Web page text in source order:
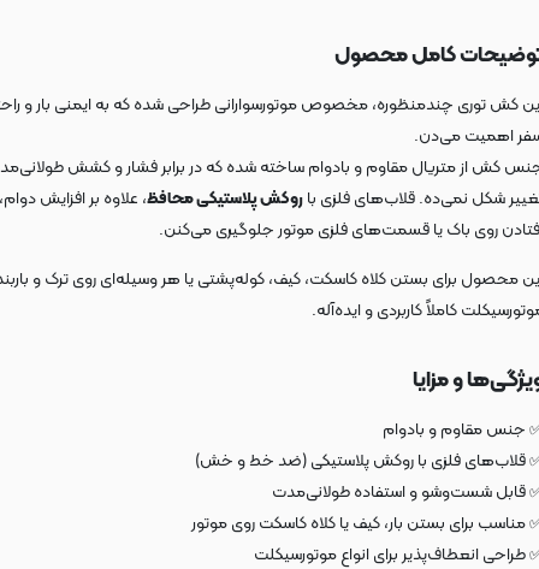
کامل محصول
کش توری چندمنظوره، مخصوص موتورسوارانی طراحی شده که به ایمنی بار و
اهمیت می‌دن.
کش از متریال مقاوم و بادوام ساخته شده که در برابر فشار و کشش
شکل نمی‌ده. قلاب‌های فلزی باروکش پلاستیکی محافظ، علاوه بر افزایش
روی باک یا قسمت‌های فلزی موتور جلوگیری می‌کنن.
محصول برای بستن کلاه کاسکت، کیف، کوله‌پشتی یا هر وسیله‌ای روی ترک و
کاملاً کاربردی و ایده‌آله.
و مزایا
جنس مقاوم و بادوام
قلاب‌های فلزی با روکش پلاستیکی (ضد خط و خش)
قابل شست‌وشو و استفاده طولانی‌مدت
مناسب برای بستن بار، کیف یا کلاه کاسکت روی موتور
طراحی انعطاف‌پذیر برای انواع موتورسیکلت